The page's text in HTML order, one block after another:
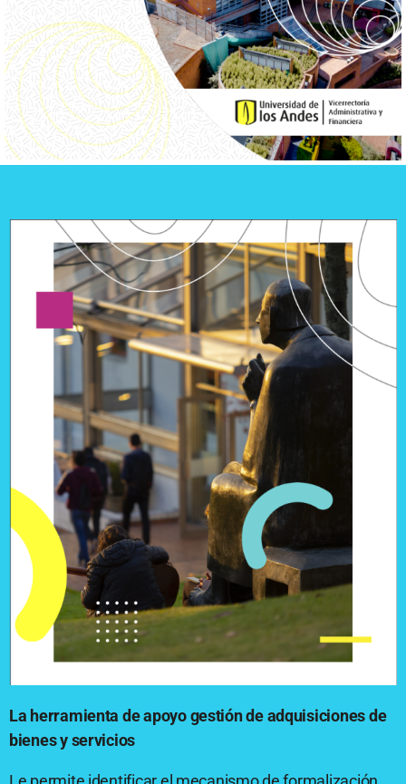
La herramienta de apoyo gestión de adquisiciones de
bienes y servicios